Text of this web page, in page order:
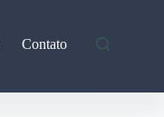
Contato